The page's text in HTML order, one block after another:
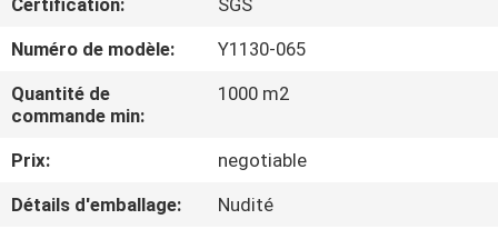
VISITE
D'USINE
CONTRÔLE
DE
QUALITÉ
Certification:
SGS
Numéro de modèle:
Y1130-065
Quantité de
commande min:
1000 m2
Prix:
negotiable
Détails d'emballage:
Nudité